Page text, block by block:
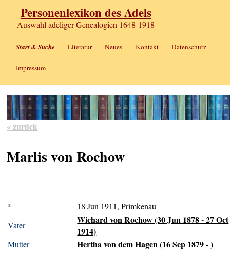
Personenlexikon des Adels
Auswahl adeliger Genealogien 1648-1918
Start & Suche Literatur Neues Kontakt Datenschutz
Impressum
« zurück
Marlis von Rochow
*
18 Jun 1911, Primkenau
Vater
Wichard von Rochow (30 Jun 1878 - 27 Oct
1914)
Mutter Hertha von dem Hagen (16 Sep 1879 - )